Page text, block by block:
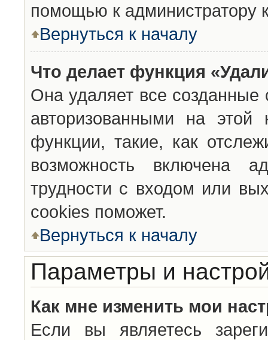
помощью к администратору
Вернуться к началу
Что делает функция
Она удаляет все созданные
авторизованными на
функции, такие, как
возможность включена
трудности с входом или
cookies поможет.
Вернуться к началу
Параметры и
Как мне изменить мои
Если вы являетесь